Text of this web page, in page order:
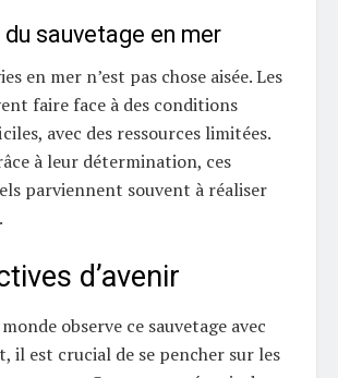
sauvetage en mer
en mer n’est pas chose aisée. Les
faire face à des conditions
avec des ressources limitées.
à leur détermination, ces
parviennent souvent à réaliser
d’avenir
observe ce sauvetage avec
il est crucial de se pencher sur les